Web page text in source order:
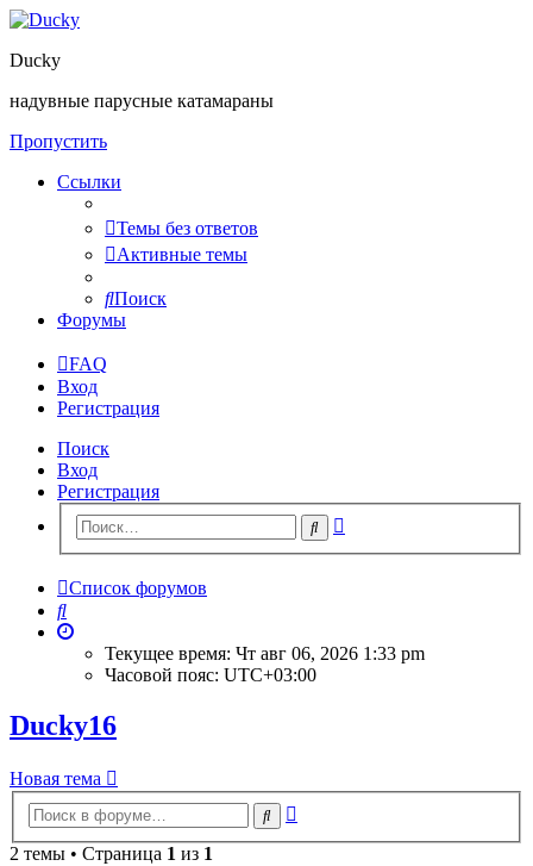
Ducky
надувные парусные катамараны
Пропустить
Ссылки
Темы без ответов
Активные темы
Поиск
Форумы
FAQ
Вход
Регистрация
Поиск
Вход
Регистрация
Поиск
Список форумов
Поиск
Текущее время: Чт авг 06, 2026 1:33 pm
Часовой пояс: UTC+03:00
Ducky16
Новая тема
Поиск
2 темы • Страница 1 из 1